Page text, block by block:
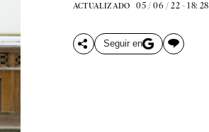
ACTUALIZADO 05 / 06 / 22 - 18: 28
Seguir en